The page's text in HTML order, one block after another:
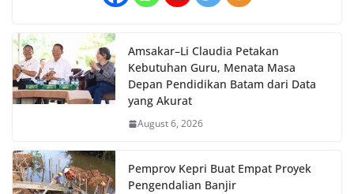
Amsakar–Li Claudia Petakan
Kebutuhan Guru, Menata Masa
Depan Pendidikan Batam dari Data
yang Akurat
August 6, 2026
Pemprov Kepri Buat Empat Proyek
Pengendalian Banjir